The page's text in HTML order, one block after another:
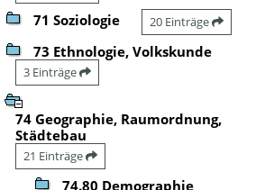
71 Soziologie 20 Einträge
73 Ethnologie, Volkskunde
3 Einträge
74 Geographie, Raumordnung,
Städtebau
21 Einträge
74.80 Demographie